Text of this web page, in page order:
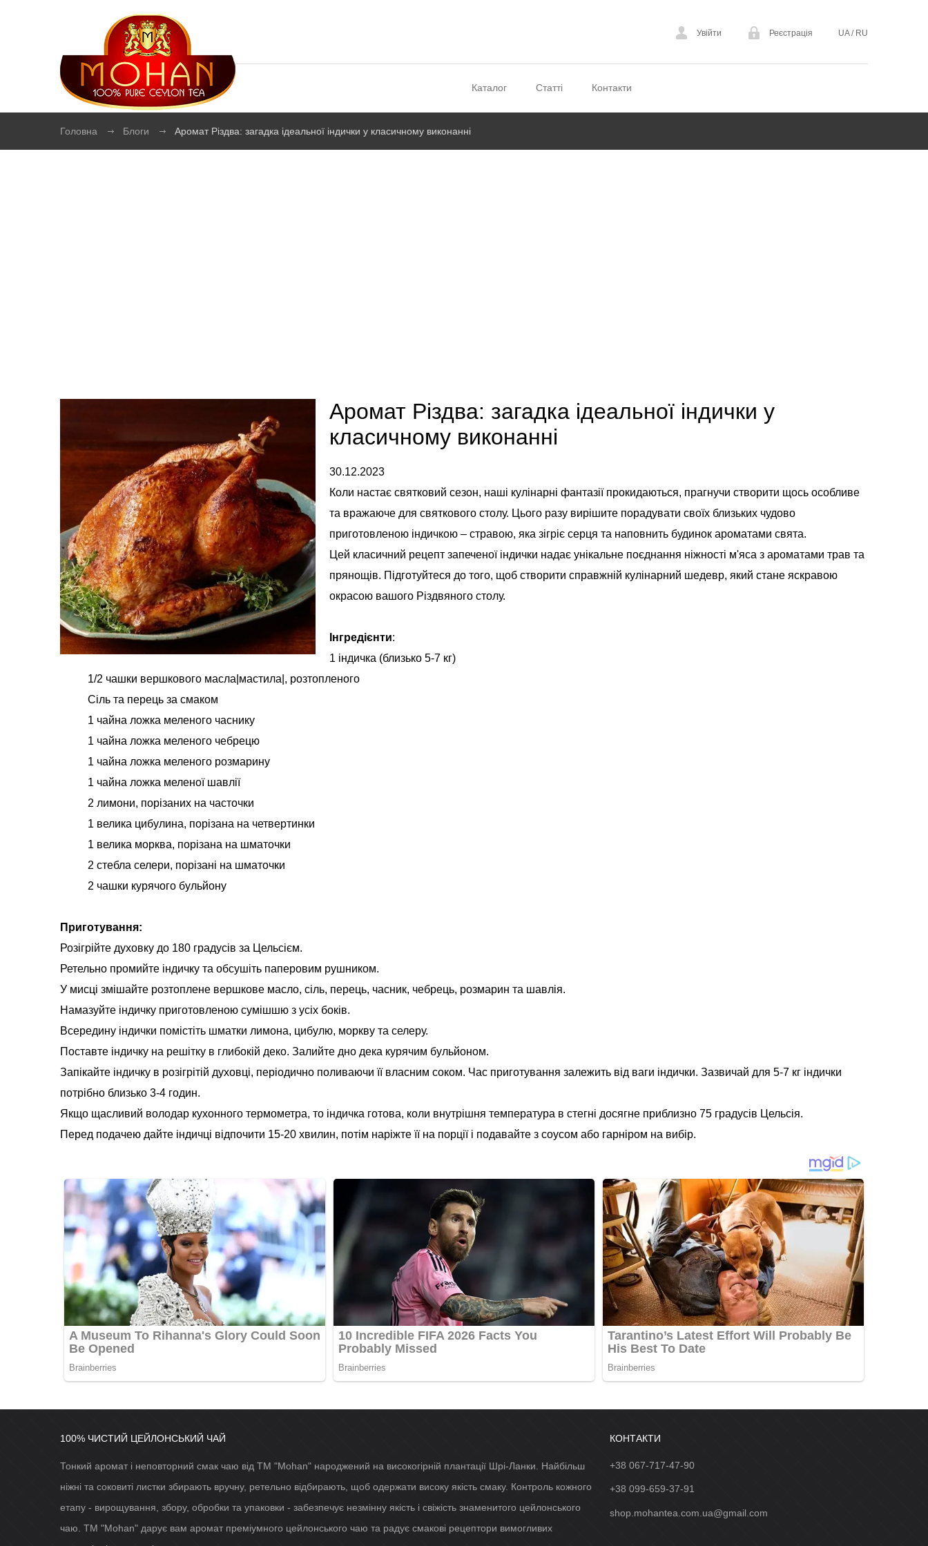
Увійти Реєстрація UA/RU
Каталог Статті Контакти
Головна Блоги Аромат Різдва: загадка ідеальної індички у класичному виконанні
Аромат Різдва: загадка ідеальної індички у
класичному виконанні
30.12.2023
Коли настає святковий сезон, наші кулінарні фантазії прокидаються, прагнучи створити щось особливе
та вражаюче для святкового столу. Цього разу вирішите порадувати своїх близьких чудово
приготовленою індичкою – стравою, яка зігріє серця та наповнить будинок ароматами свята.
Цей класичний рецепт запеченої індички надає унікальне поєднання ніжності м'яса з ароматами трав та
прянощів. Підготуйтеся до того, щоб створити справжній кулінарний шедевр, який стане яскравою
окрасою вашого Різдвяного столу.
Інгредієнти:
1 індичка (близько 5-7 кг)
1/2 чашки вершкового масла|мастила|, розтопленого
Сіль та перець за смаком
1 чайна ложка меленого часнику
1 чайна ложка меленого чебрецю
1 чайна ложка меленого розмарину
1 чайна ложка меленої шавлії
2 лимони, порізаних на часточки
1 велика цибулина, порізана на четвертинки
1 велика морква, порізана на шматочки
2 стебла селери, порізані на шматочки
2 чашки курячого бульйону
Приготування:
Розігрійте духовку до 180 градусів за Цельсієм.
Ретельно промийте індичку та обсушіть паперовим рушником.
У мисці змішайте розтоплене вершкове масло, сіль, перець, часник, чебрець, розмарин та шавлія.
Намазуйте індичку приготовленою сумішшю з усіх боків.
Всередину індички помістіть шматки лимона, цибулю, моркву та селеру.
Поставте індичку на решітку в глибокій деко. Залийте дно дека курячим бульйоном.
Запікайте індичку в розігрітій духовці, періодично поливаючи її власним соком. Час приготування залежить від ваги індички. Зазвичай для 5-7 кг індички
потрібно близько 3-4 годин.
Якщо щасливий володар кухонного термометра, то індичка готова, коли внутрішня температура в стегні досягне приблизно 75 градусів Цельсія.
Перед подачею дайте індичці відпочити 15-20 хвилин, потім наріжте її на порції і подавайте з соусом або гарніром на вибір.
100% ЧИСТИЙ ЦЕЙЛОНСЬКИЙ ЧАЙ
Тонкий аромат і неповторний смак чаю від ТМ "Mohan" народжений на високогірній плантації Шрі-Ланки. Найбільш
ніжні та соковиті листки збирають вручну, ретельно відбирають, щоб одержати високу якість смаку. Контроль кожного
етапу - вирощування, збору, обробки та упаковки - забезпечує незмінну якість і свіжість знаменитого цейлонського
чаю. ТМ "Mohan" дарує вам аромат преміумного цейлонського чаю та радує смакові рецептори вимогливих
КОНТАКТИ
+38 067-717-47-90
+38 099-659-37-91
shop.mohantea.com.ua@gmail.com